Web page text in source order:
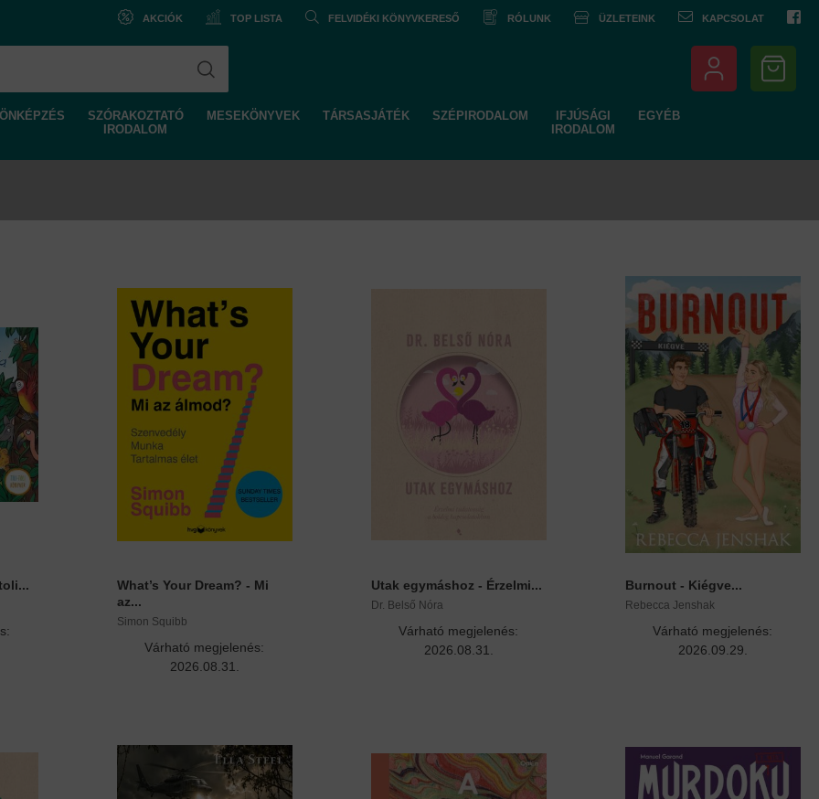
AKCIÓK TOP LISTA FELVIDÉKI KÖNYVKERESŐ RÓLUNK ÜZLETEINK KAPCSOLAT
ÖNKÉPZÉS
SZÓRAKOZTATÓ
IRODALOM
MESEKÖNYVEK TÁRSASJÁTÉK SZÉPIRODALOM
IFJÚSÁGI
IRODALOM
EGYÉB
What’s Your Dream? - Mi
az...
Simon Squibb
Várható megjelenés:
2026.08.31.
Utak egymáshoz - Érzelmi...
Dr. Belső Nóra
Várható megjelenés:
2026.08.31.
Burnout - Kiégve...
Rebecca Jenshak
Várható megjelenés:
2026.09.29.